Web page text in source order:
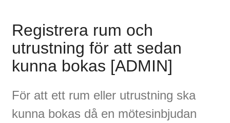
Registrera rum och
utrustning för att sedan
kunna bokas [ADMIN]
För att ett rum eller utrustning ska
kunna bokas då en mötesinbjudan